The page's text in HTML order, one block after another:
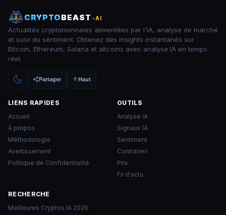
CRYPTOBEAST -AI
Actualités cryptomonnaies alimentées par l'IA, analyse de marché
et suivi du sentiment. Obtenez des insights instantanés sur
Bitcoin, Ethereum, Solana et altcoins avec analyse IA en temps
réel.
Partager Haut
LIENS RAPIDES
Accueil
À propos
Méthodologie
Avertissement
Politique de Confidentialité
OUTILS
Analyse IA
Signaux IA
Sentiment
Contrarien
Prix
Fil d'actu
RECHERCHE
Meilleures Cryptos IA 2026